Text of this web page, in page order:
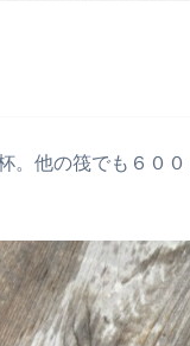
。他の筏でも６０